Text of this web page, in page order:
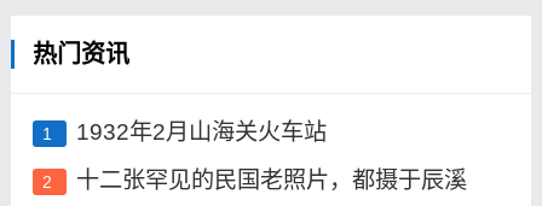
热门资讯
1 1932年2月山海关火车站
2 十二张罕见的民国老照片，都摄于辰溪